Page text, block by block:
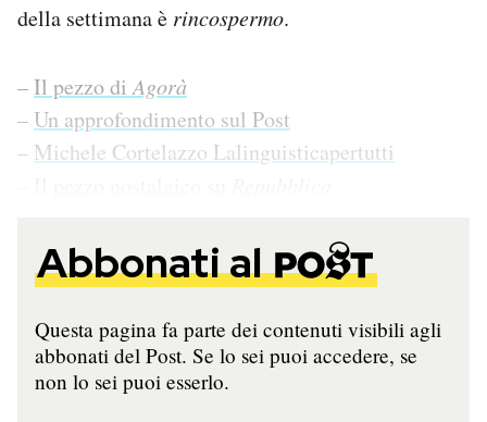
della settimana è rincospermo.
–Il pezzo diAgorà
– Un approfondimento sul Post
– Michele Cortelazzo Lalinguisticapertutti
Abbonati al
Questa pagina fa parte dei contenuti visibili agli
abbonati del Post. Se lo sei puoi accedere, se
non lo sei puoi esserlo.